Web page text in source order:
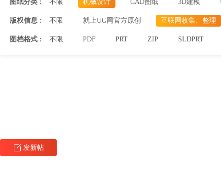
图纸分类 : 不限 机械设计 CAD图纸 3D建模
版权信息 : 不限 就上UG网官方原创 互联网收集、整理
图档格式 : 不限 PDF PRT ZIP SLDPRT
发新帖